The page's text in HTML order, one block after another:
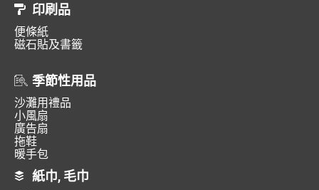
印刷品
便條紙
磁石貼及書籤
季節性用品
沙灘用禮品
小風扇
廣告扇
拖鞋
暖手包
紙巾, 毛巾